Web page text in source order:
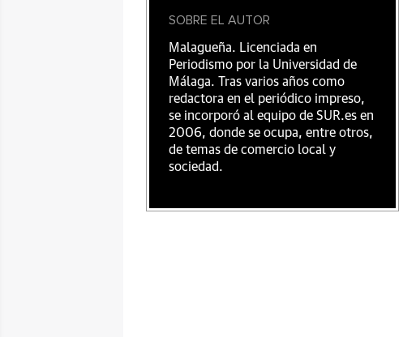
SOBRE EL AUTOR
Malagueña. Licenciada en
Periodismo por la Universidad de
Málaga. Tras varios años como
redactora en el periódico impreso,
se incorporó al equipo de SUR.es en
2006, donde se ocupa, entre otros,
de temas de comercio local y
sociedad.